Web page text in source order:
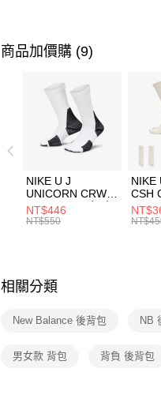
商品加價購 (9)
NIKE U J
UNICORN CRW
1PR -160 男女 中
統襪 FZ3393100
NT$446
NT$550
NIKE
CSH
144
女 短
相關分類
New Balance 後背包 NB
男女款 背包 背負 後背包